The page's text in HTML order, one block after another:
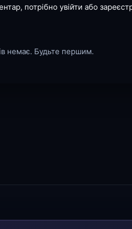
потрібно увійти або
немає. Будьте першим.